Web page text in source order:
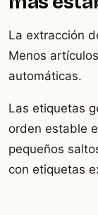
La extracción
Menos
automáticas.
Las etiquetas
orden estable
pequeños
con etiquetas